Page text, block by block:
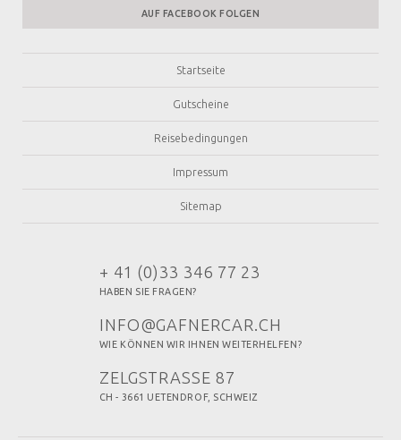
AUF FACEBOOK FOLGEN
Startseite
Gutscheine
Reisebedingungen
Impressum
Sitemap
+ 41 (0)33 346 77 23
HABEN SIE FRAGEN?
INFO@GAFNERCAR.CH
WIE KÖNNEN WIR IHNEN WEITERHELFEN?
ZELGSTRASSE 87
CH - 3661 UETENDROF, SCHWEIZ